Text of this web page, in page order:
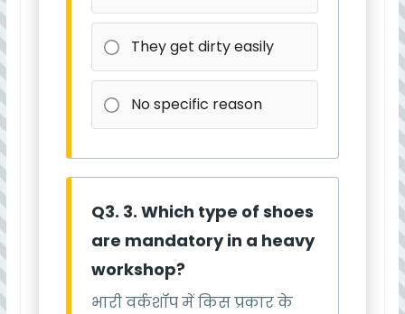
They get dirty easily
No specific reason
Q3. 3. Which type of shoes
are mandatory in a heavy
workshop?
भारी वर्कशॉप में किस प्रकार के